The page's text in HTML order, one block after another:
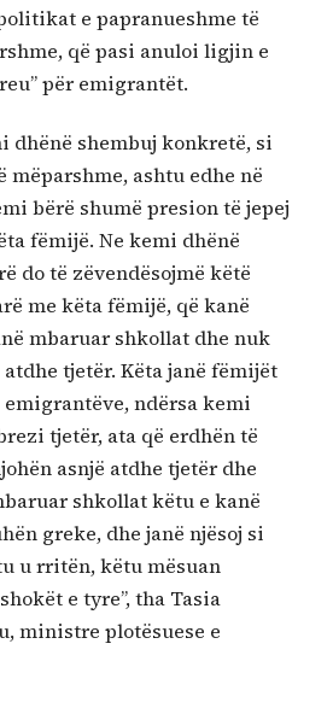
e papranueshme të
që pasi anuloi ligjin e
për emigrantët.
dhënë shembuj konkretë, si
mëparshme, ashtu edhe në
bërë shumë presion të jepej
fëmijë. Ne kemi dhënë
do të zëvendësojmë këtë
me këta fëmijë, që kanë
mbaruar shkollat dhe nuk
tjetër. Këta janë fëmijët
ndërsa kemi
tjetër, ata që erdhën të
asnjë atdhe tjetër dhe
shkollat këtu e kanë
greke, dhe janë njësoj si
u rritën, këtu mësuan
e tyre”, tha Tasia
ministre plotësuese e